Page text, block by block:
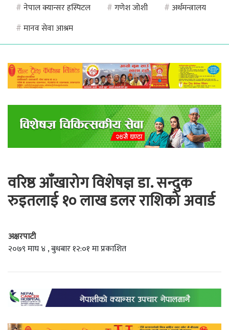
#नेपाल क्यान्सर हस्पिटल #गणेश जोशी #अर्थमन्त्रालय
#मानव सेवा आश्रम
वरिष्ठ आँखारोग विशेषज्ञ डा. सन्दुक
रुइतलाई १० लाख डलर राशिको अवार्ड
अक्षरपाटी
२०७९ माघ ४ , बुधबार १२:०१ मा प्रकाशित